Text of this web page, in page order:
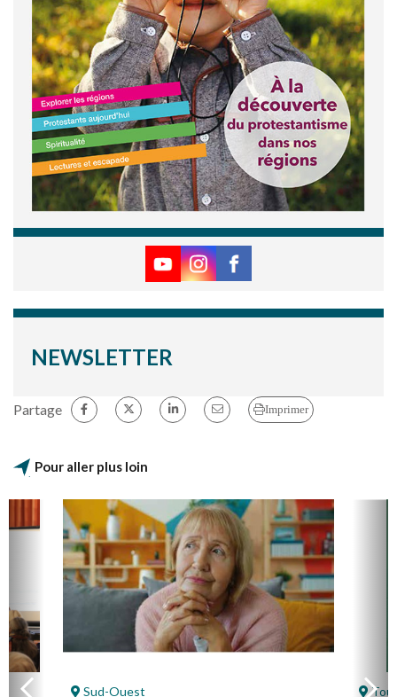
NEWSLETTER
Partage Imprimer
Pour aller plus loin
Sud-Ouest